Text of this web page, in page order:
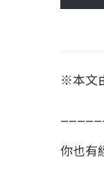
※本文
你也有